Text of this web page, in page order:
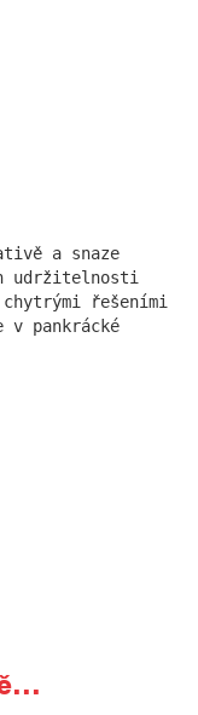
a snaze
udržitelnosti
řešeními
pankrácké